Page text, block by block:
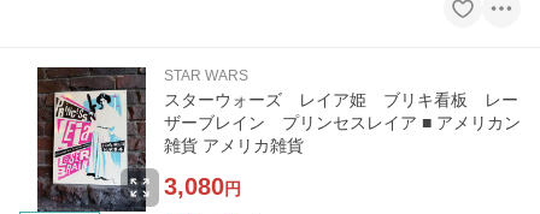
STAR WARS
スターウォーズ レイア姫 ブリキ看板 レー
ザーブレイン プリンセスレイア ■ アメリカン
雑貨 アメリカ雑貨
3,080円